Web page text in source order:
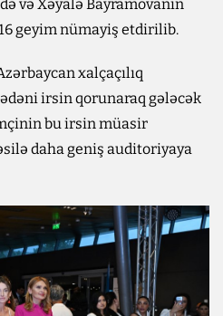
və Xəyalə Bayramovanın
geyim nümayiş etdirilib.
xalçaçılıq
irsin qorunaraq gələcək
bu irsin müasir
daha geniş auditoriyaya